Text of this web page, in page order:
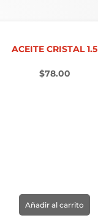
ACEITE CRISTAL 1.5
$78.00
Añadir al carrito